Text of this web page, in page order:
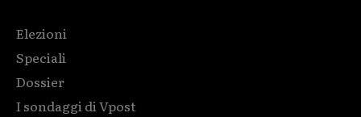
Elezioni
Speciali
Dossier
I sondaggi di Vpost